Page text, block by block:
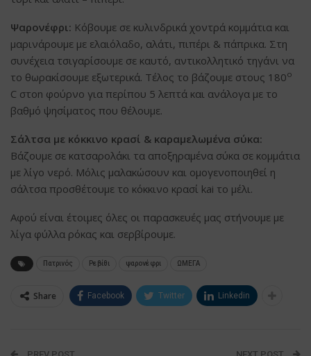
Ψαρονέφρι: Κόβουμε σε κυλινδρικά χοντρά κομμάτια και
μαρινάρουμε με ελαιόλαδο, αλάτι, πιπέρι & πάπρικα. Στη
συνέχεια τσιγαρίσουμε σε καυτό, αντικολλητικό τηγάνι να
το θωρακίσουμε εξωτερικά. Τέλος το βάζουμε στους 180ο
C στοn φούρνο για περίπου 5 λεπτά και ανάλογα με το
βαθμό ψησίματος που θέλουμε.
Σάλτσα με κόκκινο κρασί & καραμελωμένα σύκα:
Βάζουμε σε κατσαρολάκι τα αποξηραμένα σύκα σε κομμάτια
με λίγο νερό. Μόλις μαλακώσουν και ομογενοποιηθεί η
σάλτσα προσθέτουμε το κόκκινο κρασί kai το μέλι.
Αφού είναι έτοιμες όλες οι παρασκευές μας στήνουμε με
λίγα φύλλα ρόκας και σερβίρουμε.
Πατρινός Ρεβίθι ψαρονέφρι ΩΜΕΓΑ
Share Facebook Twitter Linkedin